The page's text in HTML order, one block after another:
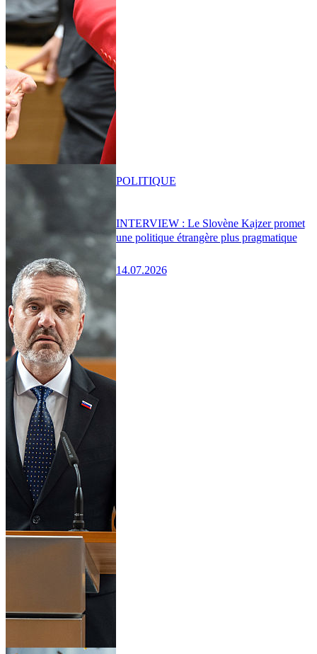
INTERVIEW : Le Slovène Kajzer promet
une politique étrangère plus pragmatique
14.07.2026
POLITIQUE